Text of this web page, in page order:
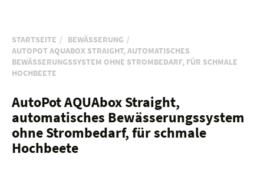
STARTSEITE
BEWÄSSERUNG
AUTOPOT AQUABOX STRAIGHT, AUTOMATISCHES
BEWÄSSERUNGSSYSTEM OHNE STROMBEDARF, FÜR SCHMALE
HOCHBEETE
AutoPot AQUAbox Straight,
automatisches Bewässerungssystem
ohne Strombedarf, für schmale
Hochbeete